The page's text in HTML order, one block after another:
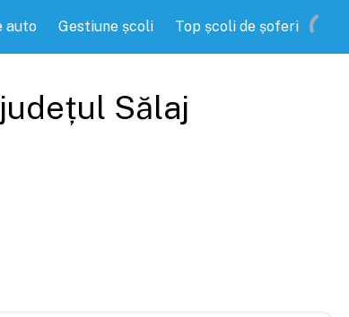
auto Gestiune școli Top școli de șoferi
Sălaj